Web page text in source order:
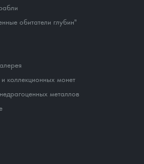
обитатели глубин"
коллекционных монет
металлов